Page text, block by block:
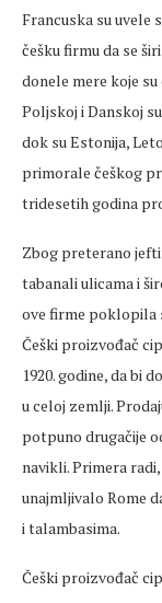
Francuska su uvele
češku firmu da se
donele mere koje
Poljskoj i Danskoj
dok su Estonija,
primorale češkog
tridesetih godina
Zbog preterano
tabanali ulicama i
ove firme poklopila
Češki proizvođač
1920. godine, da bi
u celoj zemlji.
potpuno drugačije
navikli. Primera
unajmljivalo Rome
i talambasima.
Češki proizvođač